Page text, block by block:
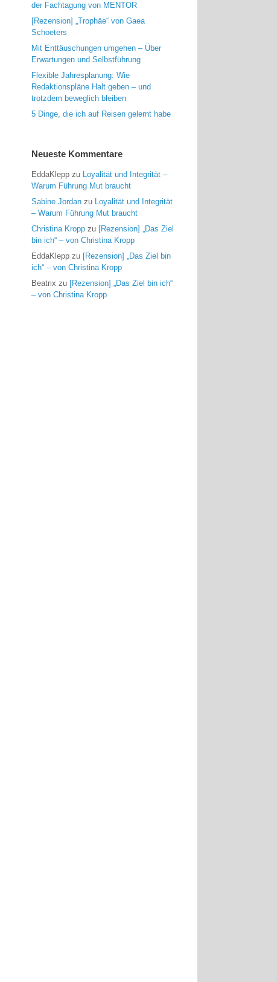
der Fachtagung von MENTOR
[Rezension] „Trophäe“ von Gaea
Schoeters
Mit Enttäuschungen umgehen – Über
Erwartungen und Selbstführung
Flexible Jahresplanung: Wie
Redaktionspläne Halt geben – und
trotzdem beweglich bleiben
5 Dinge, die ich auf Reisen gelernt habe
Neueste Kommentare
EddaKlepp zu Loyalität und Integrität –
Warum Führung Mut braucht
Sabine Jordan zu Loyalität und Integrität
– Warum Führung Mut braucht
Christina Kropp zu [Rezension] „Das Ziel
bin ich“ – von Christina Kropp
EddaKlepp zu [Rezension] „Das Ziel bin
ich“ – von Christina Kropp
Beatrix zu [Rezension] „Das Ziel bin ich“
– von Christina Kropp